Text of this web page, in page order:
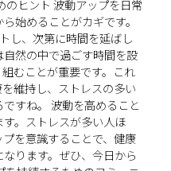
ヒント 波動アップを日常
始めることがカギです。
し、次第に時間を延ばし
然の中で過ごす時間を設
むことが重要です。これ
維持し、ストレスの多い
すね。 波動を高めること
。ストレスが多い人ほ
を意識することで、健康
ります。ぜひ、今日から